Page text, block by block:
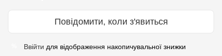
Повідомити, коли з'явиться
Ввійти для відображення накопичувальної знижки